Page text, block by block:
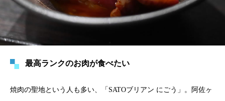
最高ランクのお肉が食べたい
焼肉の聖地という人も多い、「SATOブリアン にごう」。阿佐ヶ